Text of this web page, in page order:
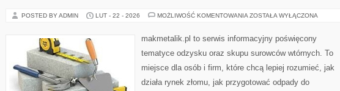
POSTED BY ADMIN LUT - 22 - 2026 MOŻLIWOŚĆ KOMENTOWANIA SEGREGACJA
ZOSTAŁA WYŁĄCZONA
makmetalik.pl to serwis informacyjny poświęcony
tematyce odzysku oraz skupu surowców wtórnych. To
miejsce dla osób i firm, które chcą lepiej rozumieć, jak
działa rynek złomu, jak przygotować odpady do